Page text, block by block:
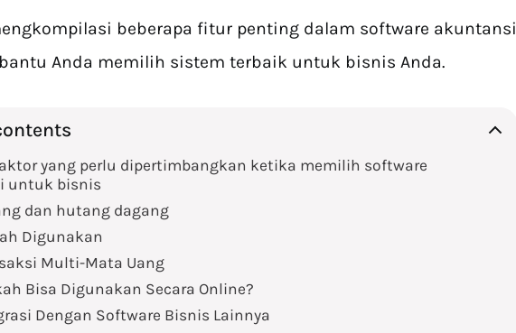
beberapa fitur penting dalam software akuntansi
Anda memilih sistem terbaik untuk bisnis Anda.
yang perlu dipertimbangkan ketika memilih software
untuk bisnis
dan hutang dagang
Digunakan
Multi-Mata Uang
Bisa Digunakan Secara Online?
Dengan Software Bisnis Lainnya